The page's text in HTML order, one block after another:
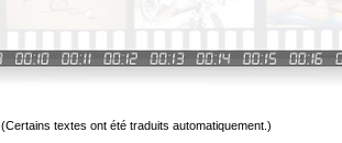
(Certains textes ont été traduits automatiquement.)